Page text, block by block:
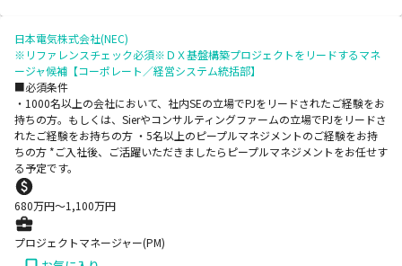
日本電気株式会社(NEC)
※リファレンスチェック必須※ＤＸ基盤構築プロジェクトをリードするマネ
ージャ候補【コーポレート／経営システム統括部】
■必須条件
・1000名以上の会社において、社内SEの立場でPJをリードされたご経験をお
持ちの方。もしくは、Sierやコンサルティングファームの立場でPJをリードさ
れたご経験をお持ちの方 ・5名以上のピープルマネジメントのご経験をお持
ちの方 *ご入社後、ご活躍いただきましたらピープルマネジメントをお任せす
る予定です。
680万円〜1,100万円
プロジェクトマネージャー(PM)